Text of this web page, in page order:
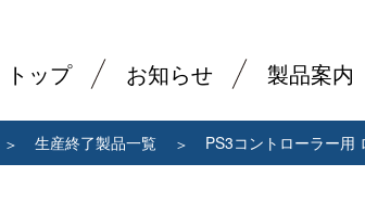
トップ お知らせ 製品案内
生産終了製品一覧 PS3コントローラー用